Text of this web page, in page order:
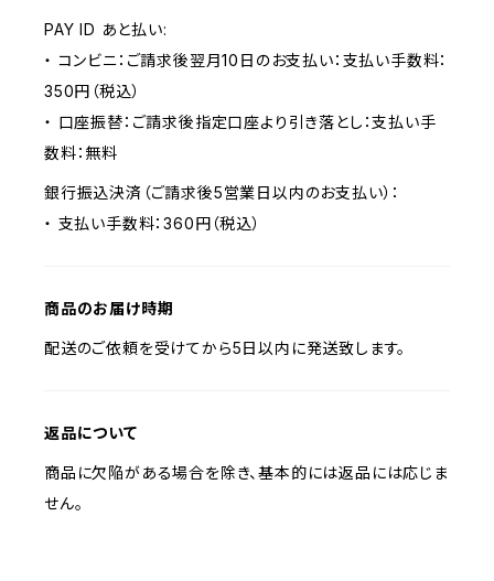
PAY ID あと払い:
・ コンビニ：ご請求後翌月10日のお支払い：支払い手数料：
350円（税込）
・ 口座振替：ご請求後指定口座より引き落とし：支払い手
数料：無料
銀行振込決済（ご請求後5営業日以内のお支払い）：
・ 支払い手数料：360円（税込）
商品のお届け時期
配送のご依頼を受けてから5日以内に発送致します。
返品について
商品に欠陥がある場合を除き、基本的には返品には応じま
せん。